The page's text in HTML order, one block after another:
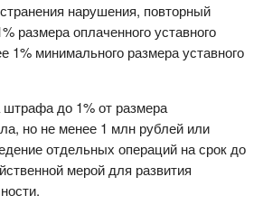
нарушения, повторный
размера оплаченного уставного
1% минимального размера уставного
до 1% от размера
но не менее 1 млн рублей или
отдельных операций на срок до
мерой для развития